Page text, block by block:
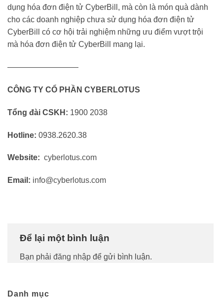
dụng hóa đơn điện tử CyberBill, mà còn là món quà dành
cho các doanh nghiệp chưa sử dụng hóa đơn điện tử
CyberBill có cơ hội trải nghiệm những ưu điểm vượt trội
mà hóa đơn điện tử CyberBill mang lại.
—————————
CÔNG TY CỔ PHẦN CYBERLOTUS
Tổng đài CSKH: 1900 2038
Hotline: 0938.2620.38
Website: cyberlotus.com
Email: info@cyberlotus.com
Để lại một bình luận
Bạn phải đăng nhập để gửi bình luận.
Danh mục